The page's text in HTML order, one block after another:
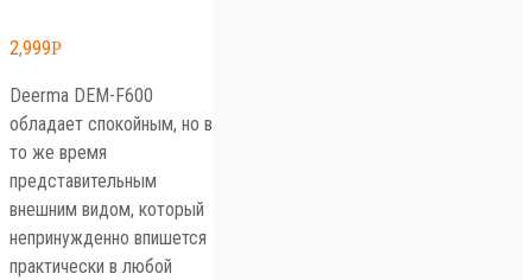
2,999Р
Deerma DEM-F600
обладает спокойным, но в
то же время
представительным
внешним видом, который
непринужденно впишется
практически в любой